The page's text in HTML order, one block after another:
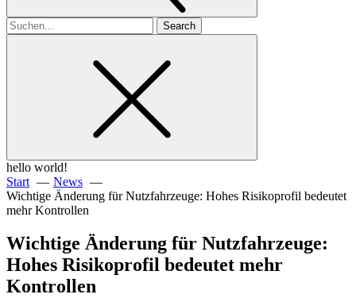
Search
for
hello world!
Start
News
Wichtige Änderung für Nutzfahrzeuge: Hohes Risikoprofil bedeutet
mehr Kontrollen
Wichtige Änderung für Nutzfahrzeuge:
Hohes Risikoprofil bedeutet mehr
Kontrollen